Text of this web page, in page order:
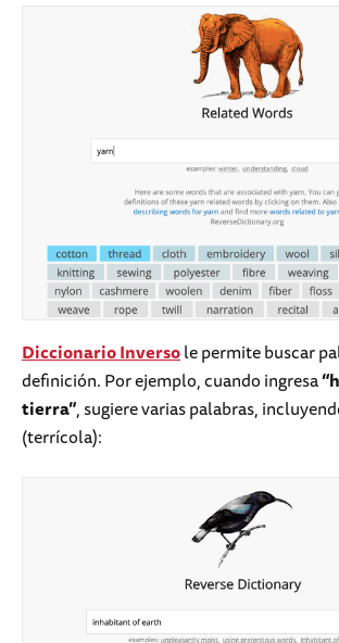
Diccionario Inversole permite buscar
definición. Por ejemplo, cuando ingresa
tierra”, sugiere varias palabras,
(terrícola):